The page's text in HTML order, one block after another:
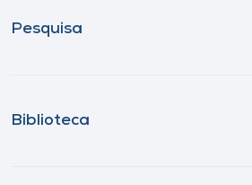
Pesquisa
Biblioteca